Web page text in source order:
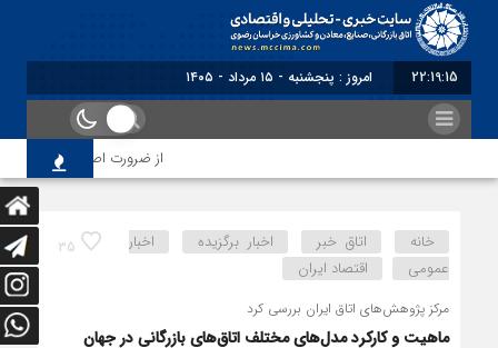
22:19:15 برابر با : Thursday - 6 Au
از ضرورت اصلاح رویه‌های
35 خانه اتاق خبر اخبار برگزیده
اخبار
عمومی
اقتصاد ایران
مرکز پژوهش‌های اتاق ایران بررسی کرد
ماهیت و کارکرد مدل‌های مختلف اتاق‌های بازرگانی در جهان